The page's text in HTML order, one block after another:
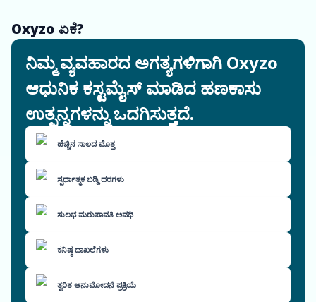
Oxyzo ಏಕೆ?
ನಿಮ್ಮ ವ್ಯವಹಾರದ ಅಗತ್ಯಗಳಿಗಾಗಿ Oxyzo
ಆಧುನಿಕ ಕಸ್ಟಮೈಸ್ ಮಾಡಿದ ಹಣಕಾಸು
ಉತ್ಪನ್ನಗಳನ್ನು ಒದಗಿಸುತ್ತದೆ.
ಹೆಚ್ಚಿನ ಸಾಲದ ಮೊತ್ತ
ಸ್ಪರ್ಧಾತ್ಮಕ ಬಡ್ಡಿ ದರಗಳು
ಸುಲಭ ಮರುಪಾವತಿ ಅವಧಿ
ಕನಿಷ್ಠ ದಾಖಲೆಗಳು
ತ್ವರಿತ ಅನುಮೋದನೆ ಪ್ರಕ್ರಿಯೆ